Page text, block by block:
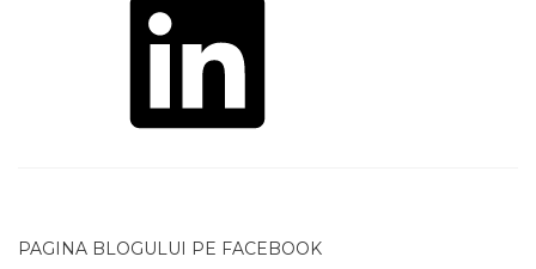
PAGINA BLOGULUI PE FACEBOOK